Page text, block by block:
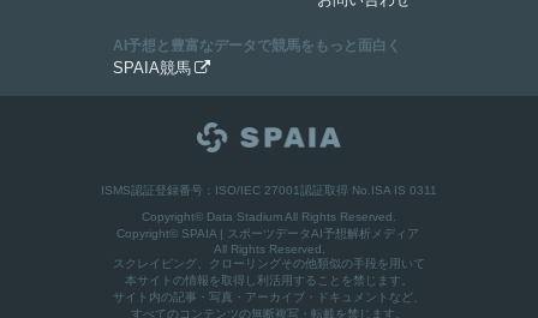
AI予想と豊富なデータで競馬をもっと面白く
SPAIA競馬 
ISMS認証登録番号：ISO/IEC 27001認証取得 No.ISA IS 0311
Copyright© Data Stadium All Rights Reserved.
Copyright© SPAIA | スポーツデータAI予想解析メディア
All Rights Reserved.
スクレイピング、クローリングその他類似の手段を用いて
本サイトの情報を取得し利活用することを禁じます。
サイト内の記事・写真・アーカイブ・ドキュメントなど、
すべてのコンテンツの無断複写・転載を禁じます。